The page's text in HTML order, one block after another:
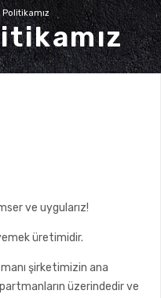
ve uygularız!
üretimidir.
şirketimizin ana
üzerindedir ve